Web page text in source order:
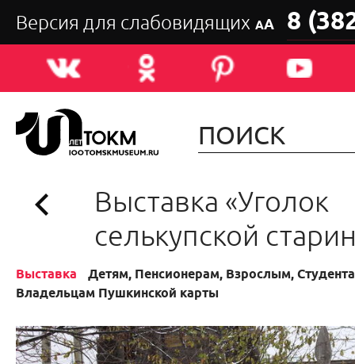
Версия для слабовидящих АА 8
Выставка «Уголок
селькупской
Выставка
Детям, Пенсионерам, Взрослым,
Владельцам Пушкинской карты